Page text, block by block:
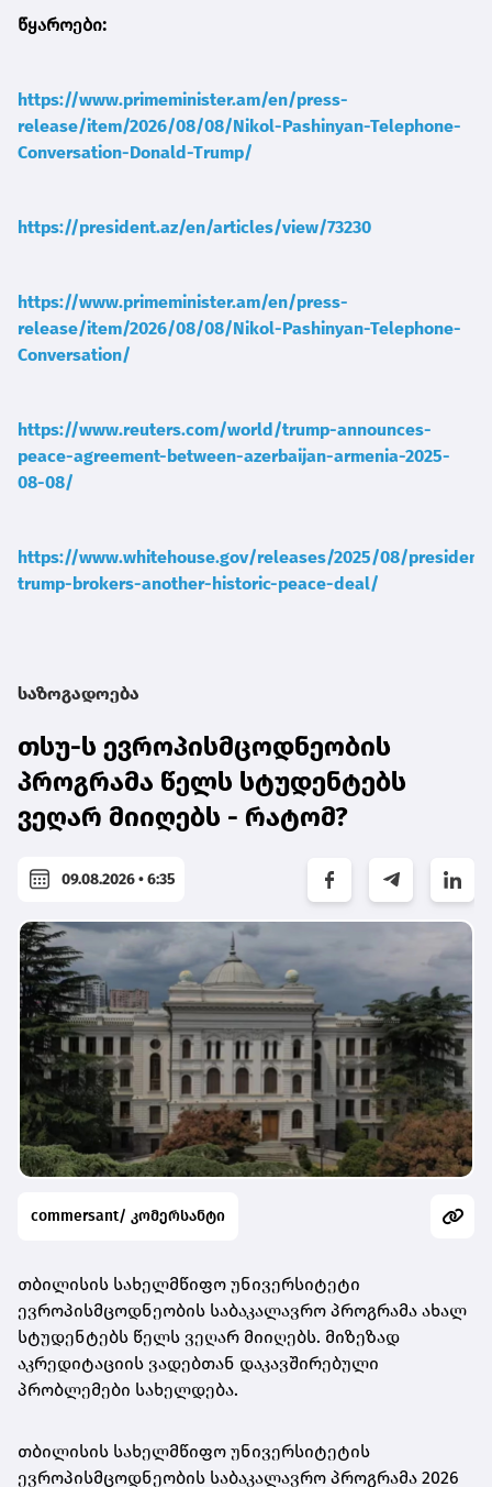
წყაროები:
https://www.primeminister.am/en/press-
release/item/2026/08/08/Nikol-Pashinyan-Telephone-
Conversation-Donald-Trump/
https://president.az/en/articles/view/73230
https://www.primeminister.am/en/press-
release/item/2026/08/08/Nikol-Pashinyan-Telephone-
Conversation/
https://www.reuters.com/world/trump-announces-
peace-agreement-between-azerbaijan-armenia-2025-
08-08/
https://www.whitehouse.gov/releases/2025/08/president-
trump-brokers-another-historic-peace-deal/
საზოგადოება
თსუ-ს ევროპისმცოდნეობის
პროგრამა წელს სტუდენტებს
ვეღარ მიიღებს - რატომ?
09.08.2026 • 6:35
commersant/ კომერსანტი
თბილისის სახელმწიფო უნივერსიტეტი
ევროპისმცოდნეობის საბაკალავრო პროგრამა ახალ
სტუდენტებს წელს ვეღარ მიიღებს. მიზეზად
აკრედიტაციის ვადებთან დაკავშირებული
პრობლემები სახელდება.
თბილისის სახელმწიფო უნივერსიტეტის
ევროპისმცოდნეობის საბაკალავრო პროგრამა 2026